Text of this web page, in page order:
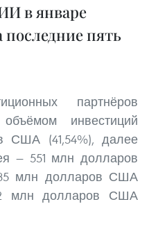
в январе
последние пять
партнёров
инвестиций
США (41,54%), далее
— 551 млн долларов
млн долларов США
млн долларов США